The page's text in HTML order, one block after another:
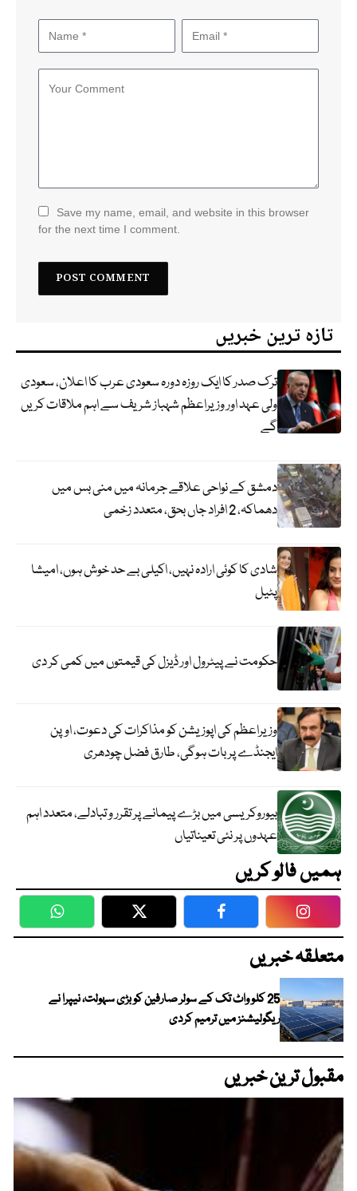
Save my name, email, and website in this browser
for the next time I comment.
تازہ ترین خبریں
ترک صدر کا ایک روزہ دورہ سعودی عرب کا اعلان، سعودی
ولی عہد اور وزیراعظم شہباز شریف سے اہم ملاقات کریں
گے
دمشق کے نواحی علاقے جرمانہ میں منی بس میں
دھماکہ، 2 افراد جاں بحق، متعدد زخمی
شادی کا کوئی ارادہ نہیں، اکیلی بے حد خوش ہوں، امیشا
پٹیل
حکومت نے پیٹرول اور ڈیزل کی قیمتوں میں کمی کر دی
وزیراعظم کی اپوزیشن کو مذاکرات کی دعوت، اوپن
ایجنڈے پر بات ہوگی، طارق فضل چودھری
بیوروکریسی میں بڑے پیمانے پر تقرر و تبادلے، متعدد اہم
عہدوں پر نئی تعیناتیاں
ہمیں فالو کریں
WhatsApp Twitter Facebook
متعلقہ خبریں
25 کلو واٹ تک کے سولر صارفین کو بڑی سہولت، نیپرا نے
ریگولیشنز میں ترمیم کردی
مقبول ترین خبریں